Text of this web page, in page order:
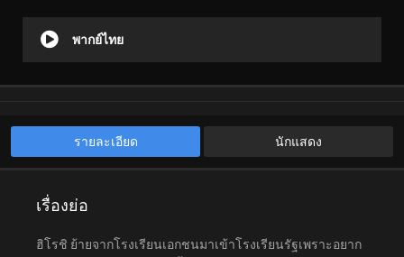
พากย์ไทย
รายละเอียด นักแสดง
เรื่องย่อ
ฮิโรชิ ย้ายจากโรงเรียนเอกชนมาเข้าโรงเรียนรัฐเพราะอยาก